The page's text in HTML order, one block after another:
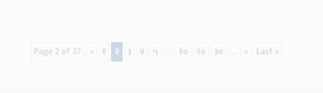
Page 2 of 37 « १ २ ३ ४ ५ ... १० २० ३० ... » Last »